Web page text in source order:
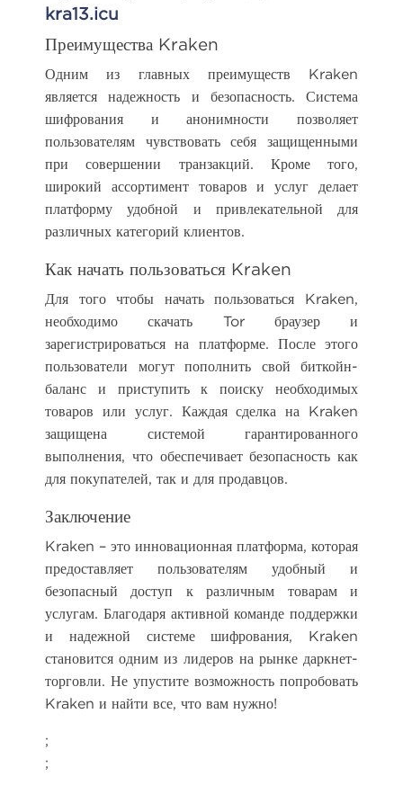
kra13.icu
Преимущества Kraken
Одним из главных преимуществ Kraken
является надежность и безопасность. Система
шифрования и анонимности позволяет
пользователям чувствовать себя защищенными
при совершении транзакций. Кроме того,
широкий ассортимент товаров и услуг делает
платформу удобной и привлекательной для
различных категорий клиентов.
Как начать пользоваться Kraken
Для того чтобы начать пользоваться Kraken,
необходимо скачать Tor браузер и
зарегистрироваться на платформе. После этого
пользователи могут пополнить свой биткойн-
баланс и приступить к поиску необходимых
товаров или услуг. Каждая сделка на Kraken
защищена системой гарантированного
выполнения, что обеспечивает безопасность как
для покупателей, так и для продавцов.
Заключение
Kraken – это инновационная платформа, которая
предоставляет пользователям удобный и
безопасный доступ к различным товарам и
услугам. Благодаря активной команде поддержки
и надежной системе шифрования, Kraken
становится одним из лидеров на рынке даркнет-
торговли. Не упустите возможность попробовать
Kraken и найти все, что вам нужно!
;
;